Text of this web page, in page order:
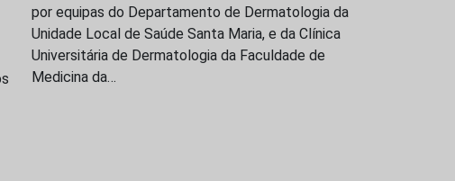
por equipas do Departamento de Dermatologia da
Unidade Local de Saúde Santa Maria, e da Clínica
Universitária de Dermatologia da Faculdade de
Medicina da…